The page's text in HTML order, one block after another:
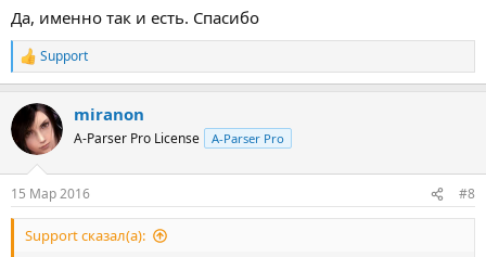
Да, именно так и есть. Спасибо
Р
е
к
ц
и
Support
miranon
A-Parser Pro License A-Parser Pro
15 Мар 2016 #8
Support сказал(а):